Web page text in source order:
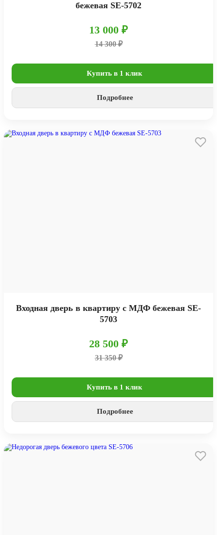
бежевая SE-5702
13 000 ₽
14 300 ₽
Купить в 1 клик
Подробнее
Входная дверь в квартиру с МДФ бежевая SE-
5703
28 500 ₽
31 350 ₽
Купить в 1 клик
Подробнее